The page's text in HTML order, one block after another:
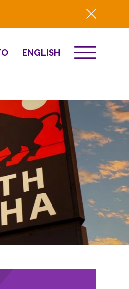
ENGLISH
Destino 2026
NOTICIAS
Prensa
Resumen del año
2025
Renovación y
Reubicación